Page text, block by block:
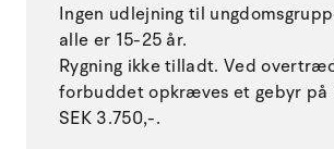
Ingen udlejning til
alle er 15-25 år.
Rygning ikke tilladt. Ved
forbuddet opkræves et gebyr på
SEK 3.750,-.